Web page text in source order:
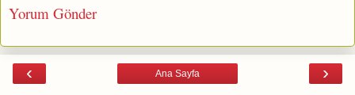
Yorum Gönder
‹ ›
Ana Sayfa